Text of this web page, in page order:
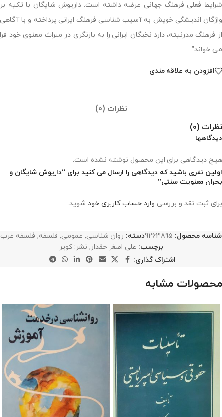
شرایط فعلی فرهنگ جهانی عرضه داشته است. داریوش شایگان با تکیه بر
واژگان اندیشگی خویش به آسیب شناسی فرهنگ ایرانی پرداخته و با آگاهی
از فرهنگ مدرنیته، دارد نخبگان ایرانی را به بازنگری در میراث معنوی خود فرا
می خواند”.
افزودن به علاقه مندی
نظرات (0)
نظرات (0)
دیدگاهها
هیچ دیدگاهی برای این محصول نوشته نشده است.
اولین نفری باشید که دیدگاهی را ارسال می کنید برای “داریوش شایگان و
بحران معنویت سنتی”
برای ثبت نقد و بررسی وارد حساب کاربری خود شوید.
شناسه محصول: 9263895دسته: روان شناسی, عمومی, فلسفه, فلسفه غرب
برچسب: علی اصغر حقدار, نشر: کویر
اشتراک گذاری:
محصولات مشابه